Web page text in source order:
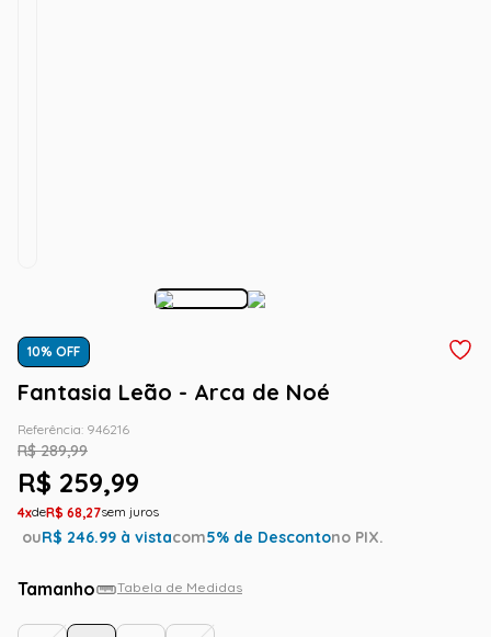
10% OFF
Fantasia Leão - Arca de Noé
Referência: 946216
R$ 289,99
R$ 259,99
4 R$ 68,27
ouR$ 246.99 à vistacom5% de Descontono PIX.
Tamanho Tabela de Medidas